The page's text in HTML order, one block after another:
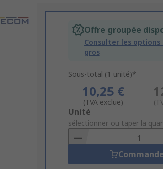
Offre groupée
Consulter les options
gros
Sous-total (1 unité)*
10,25 €
(TVA exclue)
Add
to
Basket
Unité
sélectionner ou taper la